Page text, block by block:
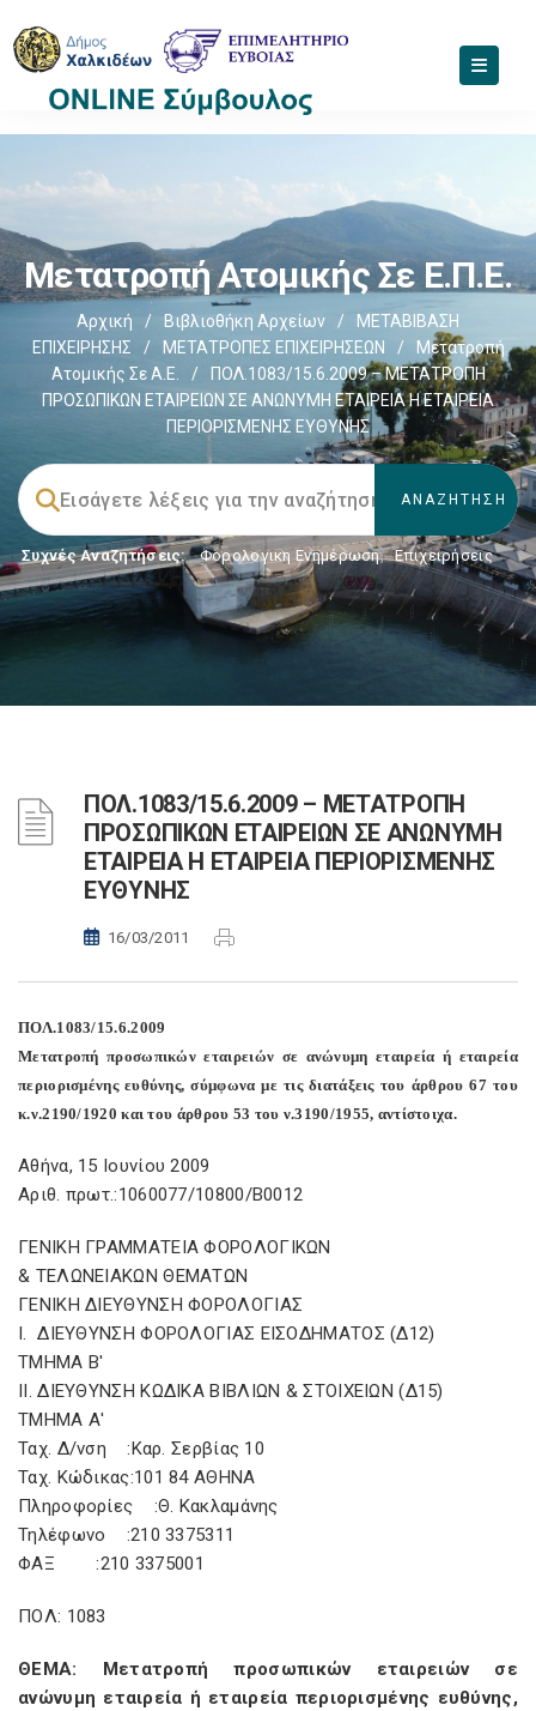
Μετατροπή Ατομικής Σε Ε.Π.Ε.
Αρχική / Βιβλιοθήκη Αρχείων /
ΜΕΤΑΒΙΒΑΣΗ
ΕΠΙΧΕIΡΗΣΗΣ
/ ΜΕΤΑΤΡΟΠΕΣ ΕΠΙΧΕΙΡΗΣΕΩΝ /
Μετατροπή
Ατομικής Σε Α.Ε.
/
ΠΟΛ.1083/15.6.2009 – ΜΕΤΑΤΡΟΠΗ
ΠΡΟΣΩΠΙΚΩΝ ΕΤΑΙΡΕΙΩΝ ΣΕ ΑΝΩΝΥΜΗ ΕΤΑΙΡΕΙΑ Η ΕΤΑΙΡΕΙΑ
ΠΕΡΙΟΡΙΣΜΕΝΗΣ ΕΥΘΥΝΗΣ
Συχνές Αναζητήσεις: Φορολογικη Ενημέρωση, Επιχειρήσεις
ΠΟΛ.1083/15.6.2009 – ΜΕΤΑΤΡΟΠΗ
ΠΡΟΣΩΠΙΚΩΝ ΕΤΑΙΡΕΙΩΝ ΣΕ ΑΝΩΝΥΜΗ
ΕΤΑΙΡΕΙΑ Η ΕΤΑΙΡΕΙΑ ΠΕΡΙΟΡΙΣΜΕΝΗΣ
ΕΥΘΥΝΗΣ
16/03/2011
ΠΟΛ.1083/15.6.2009
Μετατροπή προσωπικών εταιρειών σε ανώνυμη εταιρεία ή εταιρεία
περιορισμένης ευθύνης, σύμφωνα με τις διατάξεις του άρθρου 67 του
κ.ν.2190/1920 και του άρθρου 53 του ν.3190/1955, αντίστοιχα.
Αθήνα, 15 Ιουνίου 2009
Αριθ. πρωτ.:1060077/10800/Β0012
ΓΕΝΙΚΗ ΓΡΑΜΜΑΤΕΙΑ ΦΟΡΟΛΟΓΙΚΩΝ
& ΤΕΛΩΝΕΙΑΚΩΝ ΘΕΜΑΤΩΝ
ΓΕΝΙΚΗ ΔΙΕΥΘΥΝΣΗ ΦΟΡΟΛΟΓΙΑΣ
Ι. ΔΙΕΥΘΥΝΣΗ ΦΟΡΟΛΟΓΙΑΣ ΕΙΣΟΔΗΜΑΤΟΣ (Δ12)
ΤΜΗΜΑ Β'
ΙΙ. ΔΙΕΥΘΥΝΣΗ ΚΩΔΙΚΑ ΒΙΒΛΙΩΝ & ΣΤΟΙΧΕΙΩΝ (Δ15)
ΤΜΗΜΑ Α'
Ταχ. Δ/νση :Καρ. Σερβίας 10
Ταχ. Κώδικας:101 84 ΑΘΗΝΑ
Πληροφορίες :Θ. Κακλαμάνης
Τηλέφωνο :210 3375311
ΦΑΞ :210 3375001
ΠΟΛ: 1083
ΘΕΜΑ: Μετατροπή προσωπικών εταιρειών σε
ανώνυμη εταιρεία ή εταιρεία περιορισμένης ευθύνης,